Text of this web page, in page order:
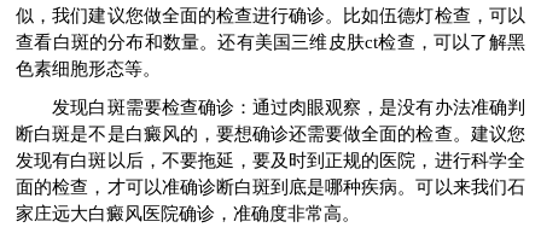
似，我们建议您做全面的检查进行确诊。比如伍德灯检查，可以
查看白斑的分布和数量。还有美国三维皮肤ct检查，可以了解黑
色素细胞形态等。
发现白斑需要检查确诊：通过肉眼观察，是没有办法准确判
断白斑是不是白癜风的，要想确诊还需要做全面的检查。建议您
发现有白斑以后，不要拖延，要及时到正规的医院，进行科学全
面的检查，才可以准确诊断白斑到底是哪种疾病。可以来我们石
家庄远大白癜风医院确诊，准确度非常高。